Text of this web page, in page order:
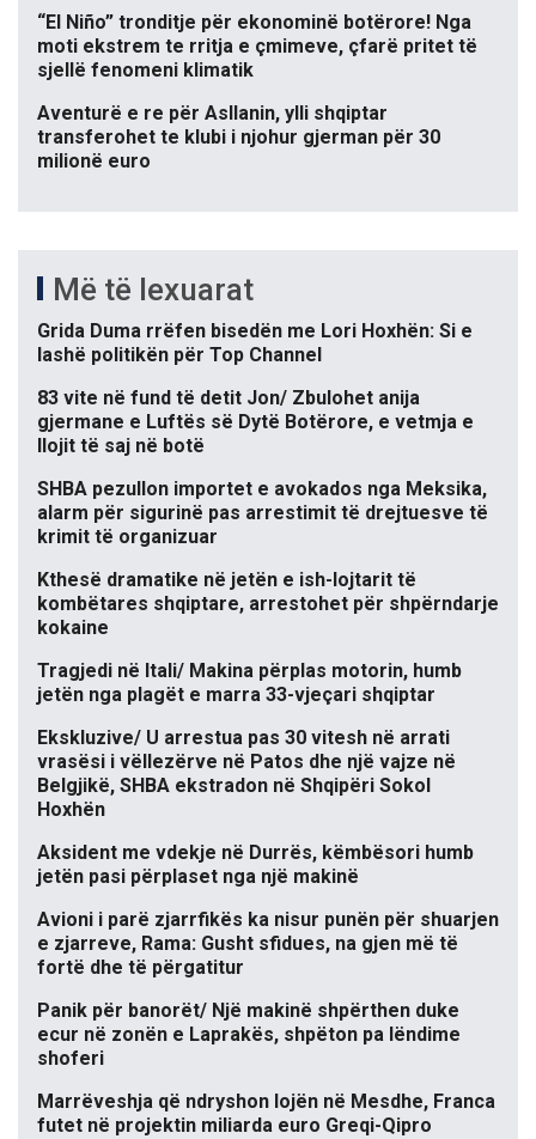
“El Niño” tronditje për ekonominë botërore! Nga
moti ekstrem te rritja e çmimeve, çfarë pritet të
sjellë fenomeni klimatik
Aventurë e re për Asllanin, ylli shqiptar
transferohet te klubi i njohur gjerman për 30
milionë euro
Më të lexuarat
Grida Duma rrëfen bisedën me Lori Hoxhën: Si e
lashë politikën për Top Channel
83 vite në fund të detit Jon/ Zbulohet anija
gjermane e Luftës së Dytë Botërore, e vetmja e
llojit të saj në botë
SHBA pezullon importet e avokados nga Meksika,
alarm për sigurinë pas arrestimit të drejtuesve të
krimit të organizuar
Kthesë dramatike në jetën e ish-lojtarit të
kombëtares shqiptare, arrestohet për shpërndarje
kokaine
Tragjedi në Itali/ Makina përplas motorin, humb
jetën nga plagët e marra 33-vjeçari shqiptar
Ekskluzive/ U arrestua pas 30 vitesh në arrati
vrasësi i vëllezërve në Patos dhe një vajze në
Belgjikë, SHBA ekstradon në Shqipëri Sokol
Hoxhën
Aksident me vdekje në Durrës, këmbësori humb
jetën pasi përplaset nga një makinë
Avioni i parë zjarrfikës ka nisur punën për shuarjen
e zjarreve, Rama: Gusht sfidues, na gjen më të
fortë dhe të përgatitur
Panik për banorët/ Një makinë shpërthen duke
ecur në zonën e Laprakës, shpëton pa lëndime
shoferi
Marrëveshja që ndryshon lojën në Mesdhe, Franca
futet në projektin miliarda euro Greqi-Qipro